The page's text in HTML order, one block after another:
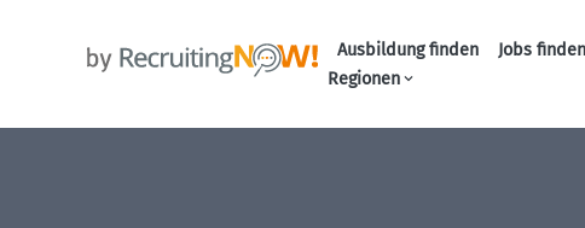
Ausbildung finden Jobs finden
Regionen